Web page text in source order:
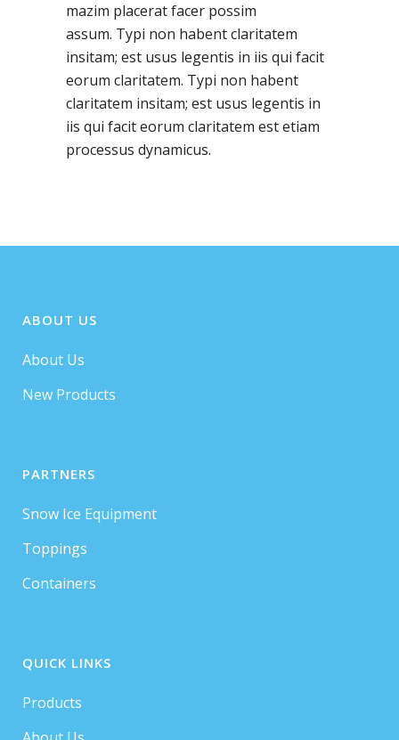
mazim placerat facer possim
assum. Typi non habent claritatem
insitam; est usus legentis in iis qui facit
eorum claritatem. Typi non habent
claritatem insitam; est usus legentis in
iis qui facit eorum claritatem est etiam
processus dynamicus.
ABOUT US
About Us
New Products
PARTNERS
Snow Ice Equipment
Toppings
Containers
QUICK LINKS
Products